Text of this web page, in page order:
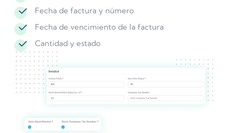
Fecha de factura y número
Fecha de vencimiento de la factura
Cantidad y estado